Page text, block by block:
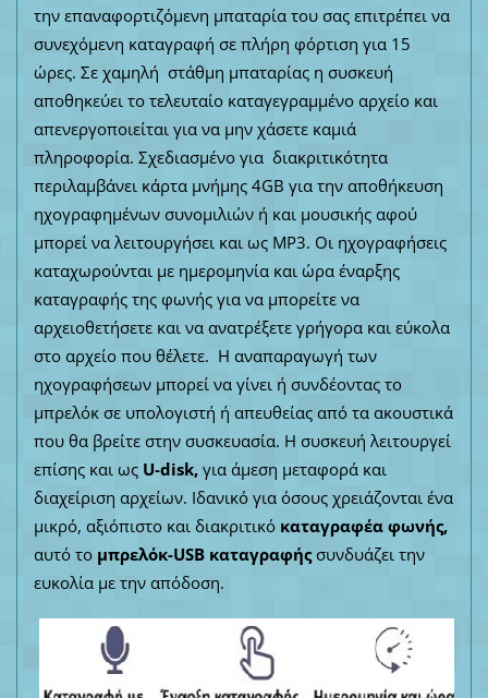
την επαναφορτιζόμενη μπαταρία του σας επιτρέπει να
συνεχόμενη καταγραφή σε πλήρη φόρτιση για 15
ώρες. Σε χαμηλή στάθμη μπαταρίας η συσκευή
αποθηκεύει το τελευταίο καταγεγραμμένο αρχείο και
απενεργοποιείται για να μην χάσετε καμιά
πληροφορία. Σχεδιασμένο για διακριτικότητα
περιλαμβάνει κάρτα μνήμης 4GB για την αποθήκευση
ηχογραφημένων συνομιλιών ή και μουσικής αφού
μπορεί να λειτουργήσει και ως MP3. Οι ηχογραφήσεις
καταχωρούνται με ημερομηνία και ώρα έναρξης
καταγραφής της φωνής για να μπορείτε να
αρχειοθετήσετε και να ανατρέξετε γρήγορα και εύκολα
στο αρχείο που θέλετε. Η αναπαραγωγή των
ηχογραφήσεων μπορεί να γίνει ή συνδέοντας το
μπρελόκ σε υπολογιστή ή απευθείας από τα ακουστικά
που θα βρείτε στην συσκευασία. Η συσκευή λειτουργεί
επίσης και ως U-disk, για άμεση μεταφορά και
διαχείριση αρχείων. Ιδανικό για όσους χρειάζονται ένα
μικρό, αξιόπιστο και διακριτικό καταγραφέα φωνής,
αυτό το μπρελόκ-USB καταγραφήςσυνδυάζει την
ευκολία με την απόδοση.